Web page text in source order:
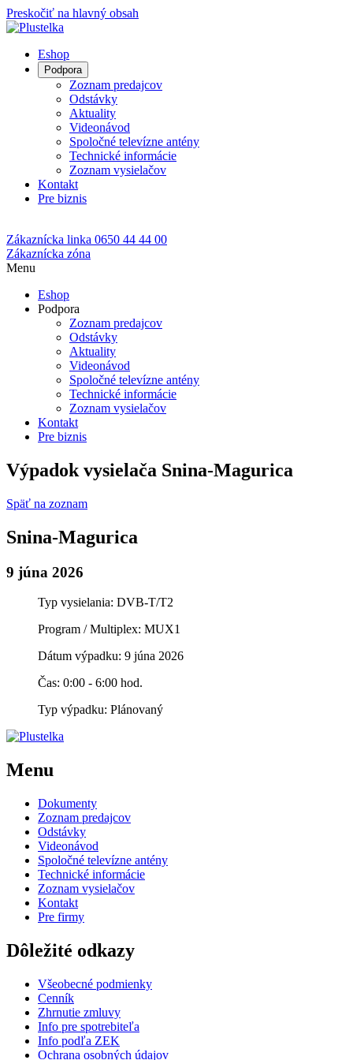
Preskočiť na hlavný obsah
Eshop
Podpora
Zoznam predajcov
Odstávky
Aktuality
Videonávod
Spoločné televízne antény
Technické informácie
Zoznam vysielačov
Kontakt
Pre biznis
Zákaznícka linka 0650 44 44 00
Zákaznícka zóna
Menu
Eshop
Podpora
Zoznam predajcov
Odstávky
Aktuality
Videonávod
Spoločné televízne antény
Technické informácie
Zoznam vysielačov
Kontakt
Pre biznis
Výpadok vysielača Snina-Magurica
Späť na zoznam
Snina-Magurica
9 júna 2026
Typ vysielania: DVB-T/T2
Program / Multiplex: MUX1
Dátum výpadku: 9 júna 2026
Čas: 0:00 - 6:00 hod.
Typ výpadku: Plánovaný
Menu
Dokumenty
Zoznam predajcov
Odstávky
Videonávod
Spoločné televízne antény
Technické informácie
Zoznam vysielačov
Kontakt
Pre firmy
Dôležité odkazy
Všeobecné podmienky
Cenník
Zhrnutie zmluvy
Info pre spotrebiteľa
Info podľa ZEK
Ochrana osobných údajov